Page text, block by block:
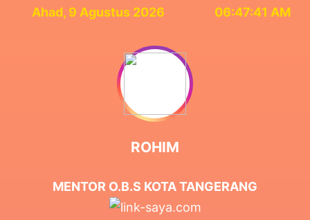
Ahad, 9 Agustus 2026 06:47:42 AM
ROHIM
MENTOR O.B.S KOTA TANGERANG